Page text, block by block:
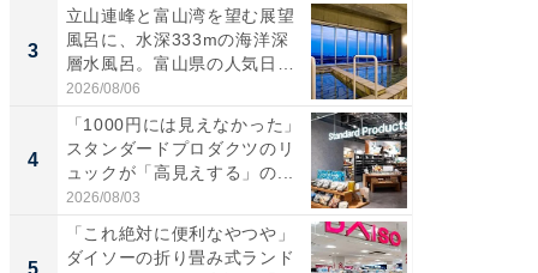
3
立山連峰と富山湾を望む展望
風呂に、水深333mの海洋深
層水風呂。富山県の人気日
帰...
2026/08/06
4
「1000円には見えなかった」
スタンダードプロダクツのリ
ュックが「高見えする」の...
2026/08/03
「これ絶対に便利なやつや」
ダイソーの折り畳み式ランド